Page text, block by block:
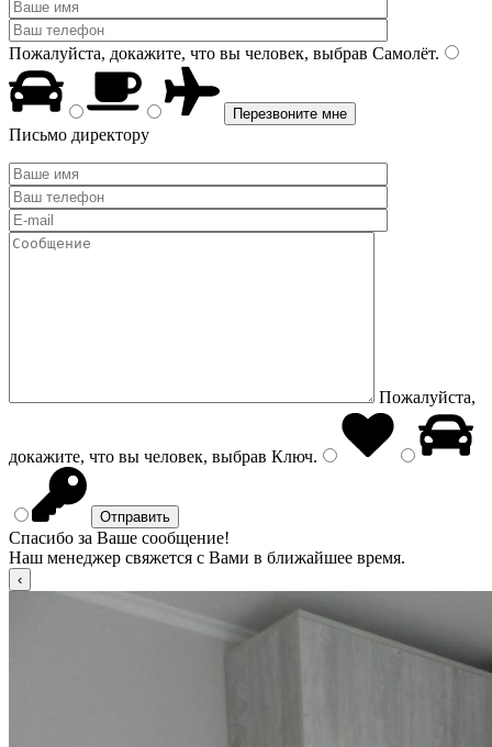
Пожалуйста, докажите, что вы человек, выбрав Самолёт.
Письмо директору
Пожалуйста,
докажите, что вы человек, выбрав Ключ.
Спасибо за Ваше сообщение!
Наш менеджер свяжется с Вами в ближайшее время.